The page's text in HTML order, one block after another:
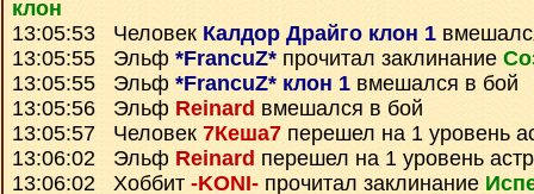
клон
13:05:53 Человек Калдор Драйго клон 1
13:05:55 Эльф *FrancuZ* прочитал заклинание
13:05:55 Эльф *FrancuZ* клон 1 вмешался в бой
13:05:56 Эльф Reinard вмешался в бой
13:05:57 Человек 7Кеша7 перешел на 1 уровень
13:06:02 Эльф Reinard перешел на 1 уровень
13:06:02 Хоббит -KONI- прочитал заклинание